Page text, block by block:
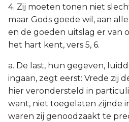
4. Zij moeten tonen niet
maar Gods goede wil, aan
en de goeden uitslag er van
het hart kent, vers 5, 6.
a. De last, hun gegeven,
ingaan, zegt eerst: Vrede zij
hier verondersteld in
want, niet toegelaten zijnde
waren zij genoodzaakt te